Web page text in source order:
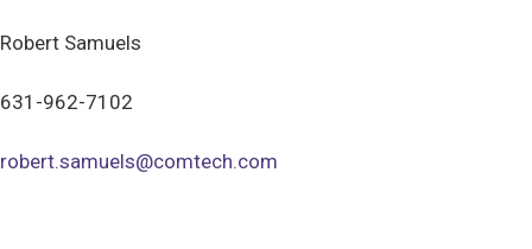
Robert Samuels
631-962-7102
robert.samuels@comtech.com